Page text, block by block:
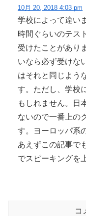
10月 20, 2018 4:03 pm
学校によって違い
時間ぐらいのテス
受けたことがあり
いなら必ず受けな
はそれと同じよう
す。ただし、学校
もしれません。日
ないので一番上の
す。ヨーロッパ系
あえずこの記事で
でスピーキングを
コ